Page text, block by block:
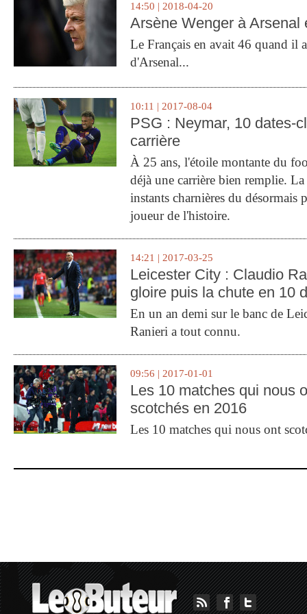
14:50 | 2018-04-20
Arsène Wenger à Arsenal
Le Français en avait 46 quand il
d'Arsenal...
10:11 | 2017-08-04
PSG : Neymar, 10 dates-
carrière
À 25 ans, l'étoile montante du
déjà une carrière bien remplie.
instants charnières du désormais
joueur de l'histoire.
14:21 | 2017-03-25
Leicester City : Claudio
gloire puis la chute en 10
En un an demi sur le banc de
Ranieri a tout connu.
09:56 | 2017-01-01
Les 10 matches qui nous
scotchés en 2016
Les 10 matches qui nous ont